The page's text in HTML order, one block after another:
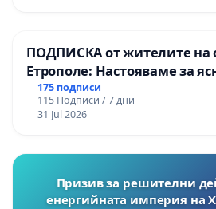
ПОДПИСКА от жителите на
Етрополе: Настояваме за
“Елаците-МЕД” АД и от
изпълнят всички
175 подписи
115 Подписи / 7 дни
31 Jul 2026
Призив за решителни
енергийната империя на